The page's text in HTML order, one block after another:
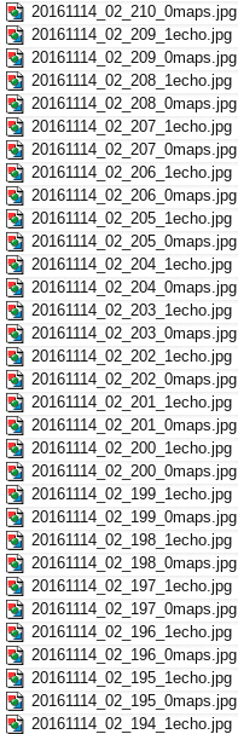
20161114_02_210_0maps.jpg
20161114_02_209_1echo.jpg
20161114_02_209_0maps.jpg
20161114_02_208_1echo.jpg
20161114_02_208_0maps.jpg
20161114_02_207_1echo.jpg
20161114_02_207_0maps.jpg
20161114_02_206_1echo.jpg
20161114_02_206_0maps.jpg
20161114_02_205_1echo.jpg
20161114_02_205_0maps.jpg
20161114_02_204_1echo.jpg
20161114_02_204_0maps.jpg
20161114_02_203_1echo.jpg
20161114_02_203_0maps.jpg
20161114_02_202_1echo.jpg
20161114_02_202_0maps.jpg
20161114_02_201_1echo.jpg
20161114_02_201_0maps.jpg
20161114_02_200_1echo.jpg
20161114_02_200_0maps.jpg
20161114_02_199_1echo.jpg
20161114_02_199_0maps.jpg
20161114_02_198_1echo.jpg
20161114_02_198_0maps.jpg
20161114_02_197_1echo.jpg
20161114_02_197_0maps.jpg
20161114_02_196_1echo.jpg
20161114_02_196_0maps.jpg
20161114_02_195_1echo.jpg
20161114_02_195_0maps.jpg
20161114_02_194_1echo.jpg